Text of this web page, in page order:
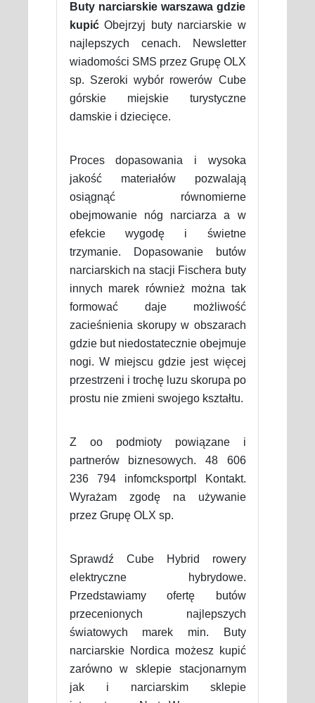
Buty narciarskie warszawa gdzie
kupićObejrzyj buty narciarskie w
najlepszych cenach. Newsletter
wiadomości SMS przez Grupę OLX
sp. Szeroki wybór rowerów Cube
górskie miejskie turystyczne
damskie i dziecięce.
Proces dopasowania i wysoka
jakość materiałów pozwalają
osiągnąć równomierne
obejmowanie nóg narciarza a w
efekcie wygodę i świetne
trzymanie. Dopasowanie butów
narciarskich na stacji Fischera buty
innych marek również można tak
formować daje możliwość
zacieśnienia skorupy w obszarach
gdzie but niedostatecznie obejmuje
nogi. W miejscu gdzie jest więcej
przestrzeni i trochę luzu skorupa po
prostu nie zmieni swojego kształtu.
Z oo podmioty powiązane i
partnerów biznesowych. 48 606
236 794 infomcksportpl Kontakt.
Wyrażam zgodę na używanie
przez Grupę OLX sp.
Sprawdź Cube Hybrid rowery
elektryczne hybrydowe.
Przedstawiamy ofertę butów
przecenionych najlepszych
światowych marek min. Buty
narciarskie Nordica możesz kupić
zarówno w sklepie stacjonarnym
jak i narciarskim sklepie